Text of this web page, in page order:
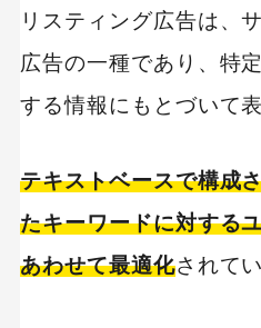
リスティング広告は、
広告の一種であり、特
する情報にもとづいて
テキストベースで構成
たキーワードに対する
あわせて最適化されて